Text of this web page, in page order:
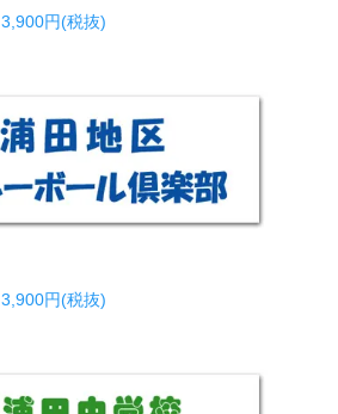
3,900円(税抜)
3,900円(税抜)